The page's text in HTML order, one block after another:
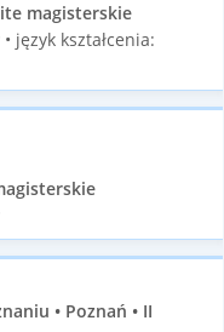
magisterskie
język kształcenia:
• Poznań • II